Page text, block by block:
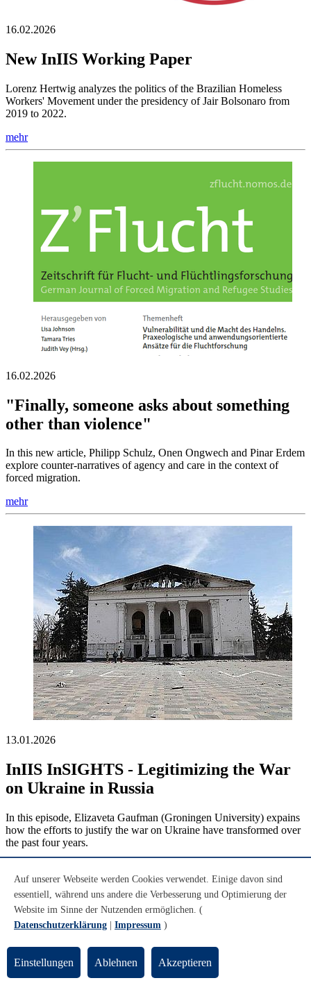
16.02.2026
New InIIS Working Paper
Lorenz Hertwig analyzes the politics of the Brazilian Homeless
Workers' Movement under the presidency of Jair Bolsonaro from
2019 to 2022.
mehr
16.02.2026
"Finally, someone asks about something
other than violence"
In this new article, Philipp Schulz, Onen Ongwech and Pinar Erdem
explore counter-narratives of agency and care in the context of
forced migration.
mehr
13.01.2026
InIIS InSIGHTS - Legitimizing the War
on Ukraine in Russia
In this episode, Elizaveta Gaufman (Groningen University) expains
how the efforts to justify the war on Ukraine have transformed over
the past four years.
Auf unserer Webseite werden Cookies verwendet. Einige davon sind
essentiell, während uns andere die Verbesserung und Optimierung der
Website im Sinne der Nutzenden ermöglichen. (
Datenschutzerklärung
Impressum )
Einstellungen Ablehnen Akzeptieren